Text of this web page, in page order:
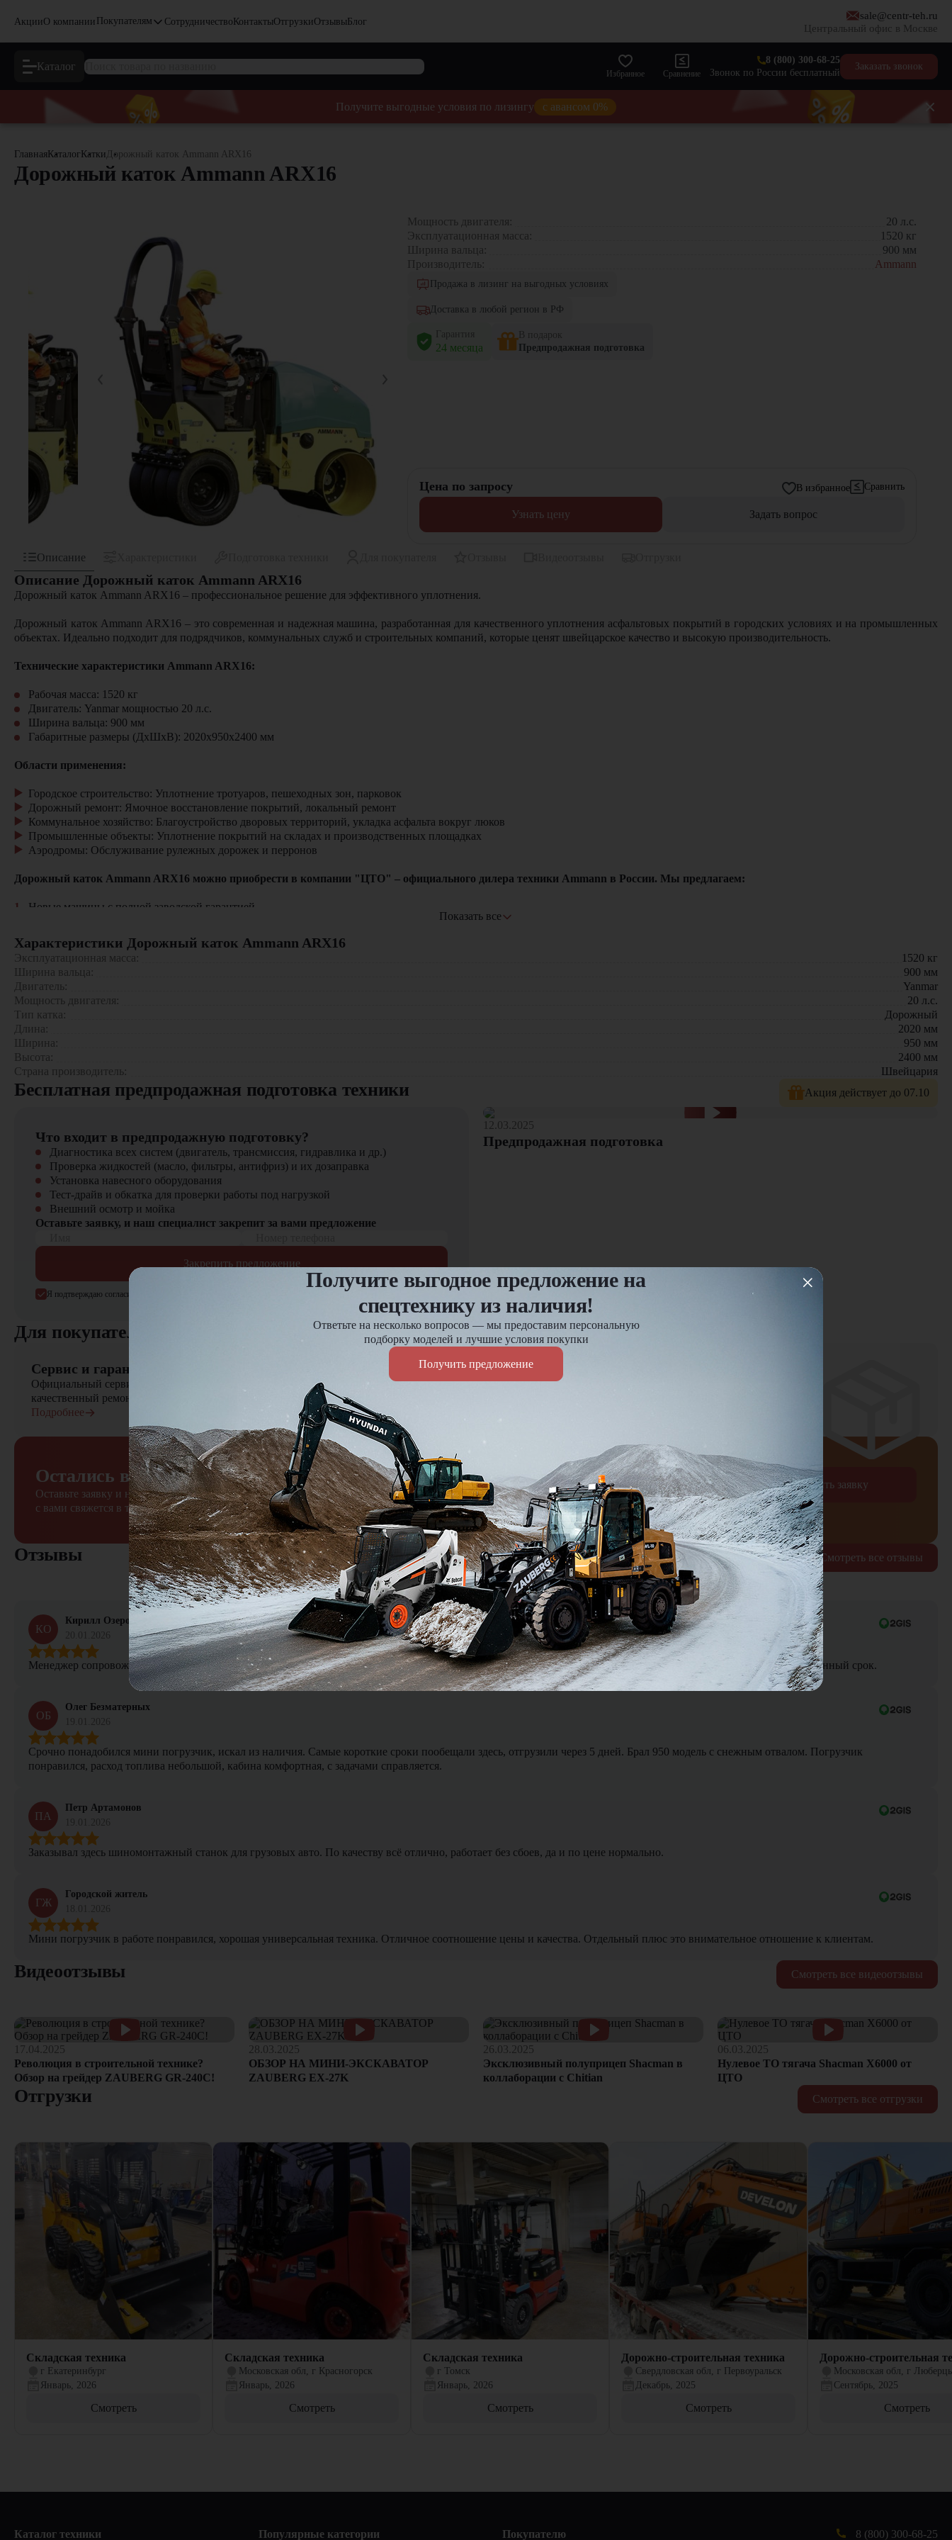
АкцииО компании Покупателям СотрудничествоКонтактыОтгрузкиОтзывыБлог
sale@centr-teh.ru
Центральный офис в Москве
Каталог
Избранное Сравнение
8 (800) 300-68-25
Звонок по России бесплатный
Заказать звонок
Получите выгодные условия по лизингу с авансом 0%
Главная Каталог Катки Дорожный каток Ammann ARX16
Дорожный каток Ammann ARX16
Мощность двигателя: 20 л.с.
Эксплуатационная масса:
1520 кг
Ширина вальца:
900 мм
Производитель:
Ammann
Продажа в лизинг на выгодных условиях
Доставка в любой регион в РФ
Гарантия
24 месяца
В подарок
Предпродажная подготовка
Цена по запросу В избранное Сравнить
Узнать цену Задать вопрос
Описание
Описание Дорожный каток Ammann ARX16
Дорожный каток Ammann ARX16 – профессиональное решение для эффективного уплотнения.
Дорожный каток Ammann ARX16 – это современная и надежная машина, разработанная для качественного уплотнения асфальтовых покрытий в городских условиях и на промышленных
объектах. Идеально подходит для подрядчиков, коммунальных служб и строительных компаний, которые ценят швейцарское качество и высокую производительность.
Технические характеристики Ammann ARX16:
Рабочая масса: 1520 кг
Двигатель: Yanmar мощностью 20 л.с.
Ширина вальца: 900 мм
Габаритные размеры (ДхШхВ): 2020х950х2400 мм
Области применения:
Городское строительство: Уплотнение тротуаров, пешеходных зон, парковок
Дорожный ремонт: Ямочное восстановление покрытий, локальный ремонт
Коммунальное хозяйство: Благоустройство дворовых территорий, укладка асфальта вокруг люков
Промышленные объекты: Уплотнение покрытий на складах и производственных площадках
Аэродромы: Обслуживание рулежных дорожек и перронов
Дорожный каток Ammann ARX16 можно приобрести в компании "ЦТО" – официального дилера техники Ammann в России. Мы предлагаем:
Новые машины с полной заводской гарантией
Профессиональное сервисное обслуживание
Гибкие условия покупки и лизинга
В нашем каталоге представлен широкий выбор дорожных катков Ammann и сопутствующего оборудования. Наши специалисты помогут подобрать оптимальную модель для ваших задач!
Показать все
Характеристики Дорожный каток Ammann ARX16
Эксплуатационная масса: 1520 кг
Ширина вальца:
900 мм
Двигатель:
Yanmar
Мощность двигателя:
20 л.с.
Тип катка:
Дорожный
Длина:
2020 мм
Ширина:
950 мм
Высота:
2400 мм
Страна производитель:
Швейцария
Бесплатная предпродажная подготовка техники Акция действует до 07.10
Что входит в предпродажную подготовку?
Диагностика всех систем (двигатель, трансмиссия, гидравлика и др.)
Проверка жидкостей (масло, фильтры, антифриз) и их дозаправка
Установка навесного оборудования
Тест-драйв и обкатка для проверки работы под нагрузкой
Внешний осмотр и мойка
Оставьте заявку, и наш специалист закрепит за вами предложение
Закрепить предложение
Я подтверждаю согласие на обработку
12.03.2025
Предпродажная подготовка
Для покупателя
Сервис и гарантия
Официальный сервисный центр осуществляет быстрый выезд и
качественный ремонт сельскохозяйственной техники
Подробнее
Оплата и доставка
Доставка по России до 7 дней
Остались вопросы?
Оставьте заявку и наш менеджер
с вами свяжется в течение 15 минут
Отправить заявку
Я подтверждаю согласие на обработкуперсональных данных
Смотреть все отзывы
Отзывы
КО
Кирилл Озеров
Менеджер сопровождал сделку от начала и до конца, не терялся и был на связи можно сказать 24 на 7. Доставка экскаватора до объекта была выполнена в оговоренный срок.
ОБ
Олег Безматерных
Срочно понадобился мини погрузчик, искал из наличия. Самые короткие сроки пообещали здесь, отгрузили через 5 дней. Брал 950 модель с снежным отвалом. Погрузчик
понравился, расход топлива небольшой, кабина комфортная, с задачами справляется.
ПА
Петр Артамонов
Заказывал здесь шиномонтажный станок для грузовых авто. По качеству всё отлично, работает без сбоев, да и по цене нормально.
ГЖ
Городской житель
Мини погрузчик в работе понравился, хорошая универсальная техника. Отличное соотношение цены и качества. Отдельный плюс это внимательное отношение к клиентам.
Смотреть все видеоотзывы
Видеоотзывы
17.04.2025
Революция в строительной технике?
Обзор на грейдер ZAUBERG GR-240C!
28.03.2025
ОБЗОР НА МИНИ-ЭКСКАВАТОР
ZAUBERG EX-27K
26.03.2025
Эксклюзивный полуприцеп Shacman в
коллаборации с Chitian
06.03.2025
Нулевое ТО тягача Shacman Х6000 от
ЦТО
Смотреть все отгрузки
Отгрузки
Складская техника
г Екатеринбург
Январь, 2026
Смотреть
Складская техника
Московская обл, г Красногорск
Январь, 2026
Смотреть
Складская техника
г Томск
Январь, 2026
Смотреть
Дорожно-строительная техника
Свердловская обл, г Первоуральск
Декабрь, 2025
Смотреть
Дорожно-строительная
Московская обл, г
Сентябрь, 2025
Смотреть
Каталог техники Популярные категории Покупателю 8 (800) 300-68-25
Получите выгодное предложение на
спецтехнику из наличия!
Ответьте на несколько вопросов — мы предоставим персональную
подборку моделей и лучшие условия покупки
Получить предложение